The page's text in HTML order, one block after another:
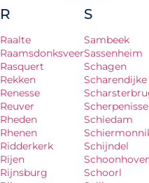
R
Raalte
Raamsdonksveer
Rasquert
Rekken
Renesse
Reuver
Rheden
Rhenen
Ridderkerk
Rijen
Rijnsburg
S
Sambeek
Sassenheim
Schagen
Scharendijke
Scherpenisse
Schiedam
Schijndel
Schoorl